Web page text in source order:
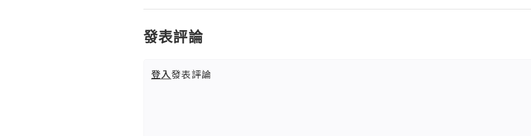
發表評論
登入發表評論